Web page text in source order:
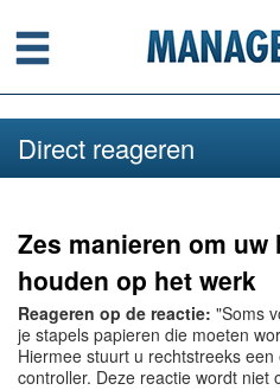
Menu
Direct reageren
Zes manieren om uw
houden op het werk
Reageren op de reactie: "Soms
je stapels papieren die moeten
Hiermee stuurt u rechtstreeks
controller. Deze reactie wordt niet